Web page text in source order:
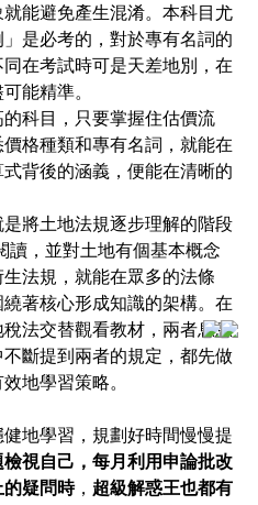
能避免產生混淆。本科目尤
是必考的，對於專有名詞的
在考試時可是天差地別，在
能精準。
科目，只要掌握住估價流
格種類和專有名詞，就能在
背後的涵義，便能在清晰的
將土地法規逐步理解的階段
讀，並對土地有個基本概念
法規，就能在眾多的法條
著核心形成知識的架構。在
法交替觀看教材，兩者息息
斷提到兩者的規定，都先做
地學習策略。
地學習，規劃好時間慢慢提
視自己，每月利用申論批改
的疑問時， 超級解惑王也都有